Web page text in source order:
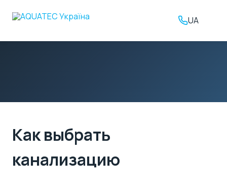
UA
Как выбрать
канализацию